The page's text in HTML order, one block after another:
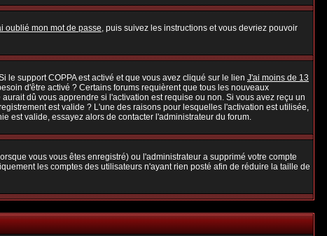
oublié mon mot de passe, puis suivez les instructions et vous devriez pouvoir
le support COPPA est activé et que vous avez cliqué sur le lienJ'ai moins de 13
d'être activé ? Certains forums requièrent que tous les nouveaux
dû vous apprendre si l'activation est requise ou non. Si vous avez reçu un
est valide ? L'une des raisons pour lesquelles l'activation est utilisée,
est valide, essayez alors de contacter l'administrateur du forum.
vous vous êtes enregistré) ou l'administrateur a supprimé votre compte
les comptes des utilisateurs n'ayant rien posté afin de réduire la taille de